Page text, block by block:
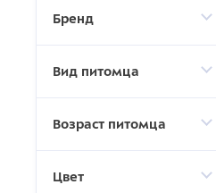
Бренд
Вид питомца
Возраст питомца
Цвет